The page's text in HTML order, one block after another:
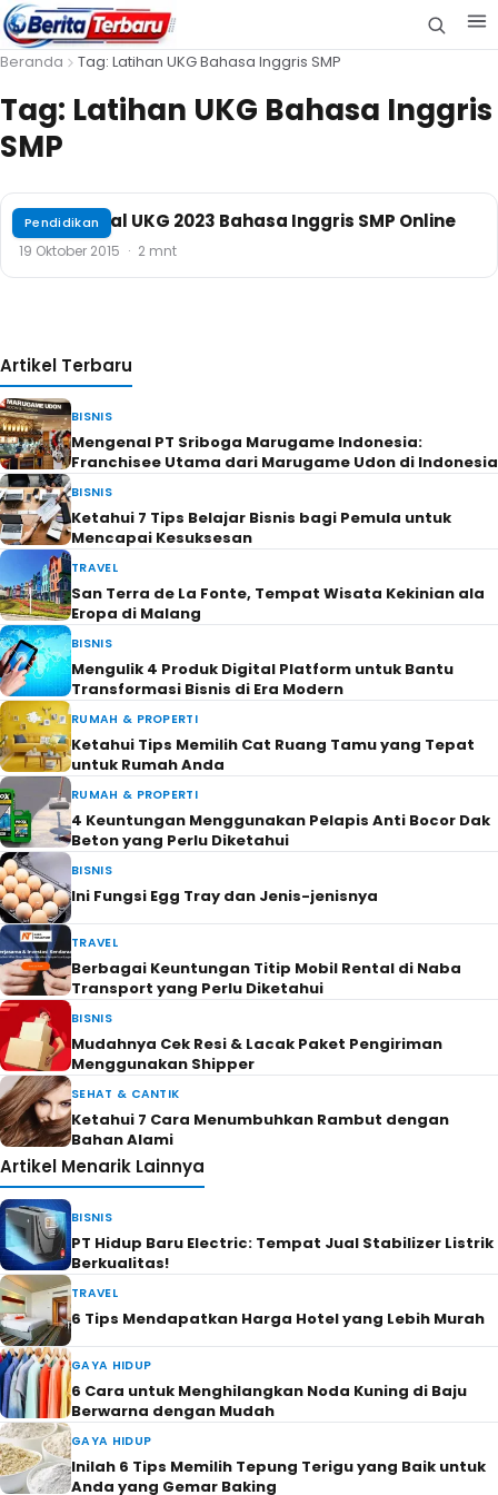
Beranda Tag: Latihan UKG Bahasa Inggris SMP
Tag: Latihan UKG Bahasa Inggris
SMP
Pendidikan
Contoh Soal UKG 2023 Bahasa Inggris SMP Online
19 Oktober 2015 · 2 mnt
Artikel Terbaru
BISNIS
Mengenal PT Sriboga Marugame Indonesia:
Franchisee Utama dari Marugame Udon di Indonesia
BISNIS
Ketahui 7 Tips Belajar Bisnis bagi Pemula untuk
Mencapai Kesuksesan
TRAVEL
San Terra de La Fonte, Tempat Wisata Kekinian ala
Eropa di Malang
BISNIS
Mengulik 4 Produk Digital Platform untuk Bantu
Transformasi Bisnis di Era Modern
RUMAH & PROPERTI
Ketahui Tips Memilih Cat Ruang Tamu yang Tepat
untuk Rumah Anda
RUMAH & PROPERTI
4 Keuntungan Menggunakan Pelapis Anti Bocor Dak
Beton yang Perlu Diketahui
BISNIS
Ini Fungsi Egg Tray dan Jenis-jenisnya
TRAVEL
Berbagai Keuntungan Titip Mobil Rental di Naba
Transport yang Perlu Diketahui
BISNIS
Mudahnya Cek Resi & Lacak Paket Pengiriman
Menggunakan Shipper
SEHAT & CANTIK
Ketahui 7 Cara Menumbuhkan Rambut dengan
Bahan Alami
Artikel Menarik Lainnya
BISNIS
PT Hidup Baru Electric: Tempat Jual Stabilizer Listrik
Berkualitas!
TRAVEL
6 Tips Mendapatkan Harga Hotel yang Lebih Murah
GAYA HIDUP
6 Cara untuk Menghilangkan Noda Kuning di Baju
Berwarna dengan Mudah
GAYA HIDUP
Inilah 6 Tips Memilih Tepung Terigu yang Baik untuk
Anda yang Gemar Baking